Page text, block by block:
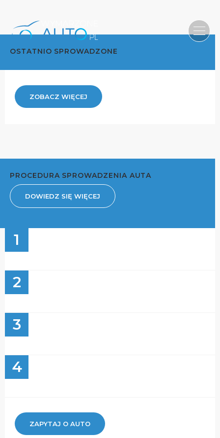
OSTATNIO SPROWADZONE
ZOBACZ WIĘCEJ
PROCEDURA SPROWADZENIA AUTA
DOWIEDZ SIĘ WIĘCEJ
1
2
3
4
ZAPYTAJ O AUTO